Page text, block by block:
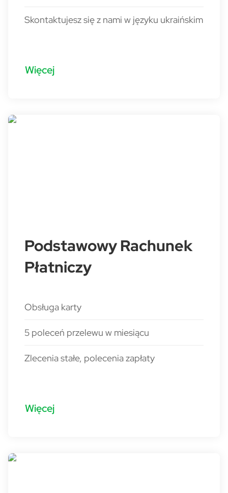
Skontaktujesz się z nami w języku ukraińskim
Więcej
Podstawowy Rachunek
Płatniczy
Obsługa karty
5 poleceń przelewu w miesiącu
Zlecenia stałe, polecenia zapłaty
Więcej